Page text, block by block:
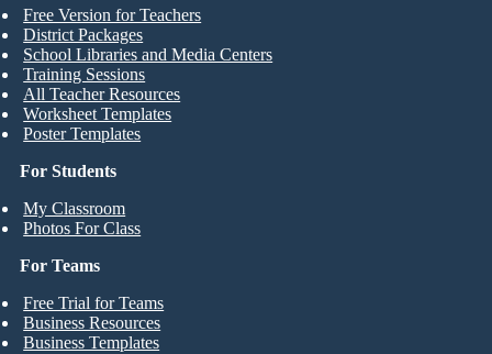
For Students
My Classroom
Photos For Class
Free Version for Teachers
District Packages
School Libraries and Media Centers
Training Sessions
All Teacher Resources
Worksheet Templates
Poster Templates
For Teams
Free Trial for Teams
Business Resources
Business Templates